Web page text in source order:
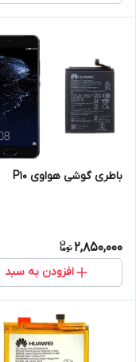
باطری گوشی هواوی P10
2,850,000
افزودن به سبد